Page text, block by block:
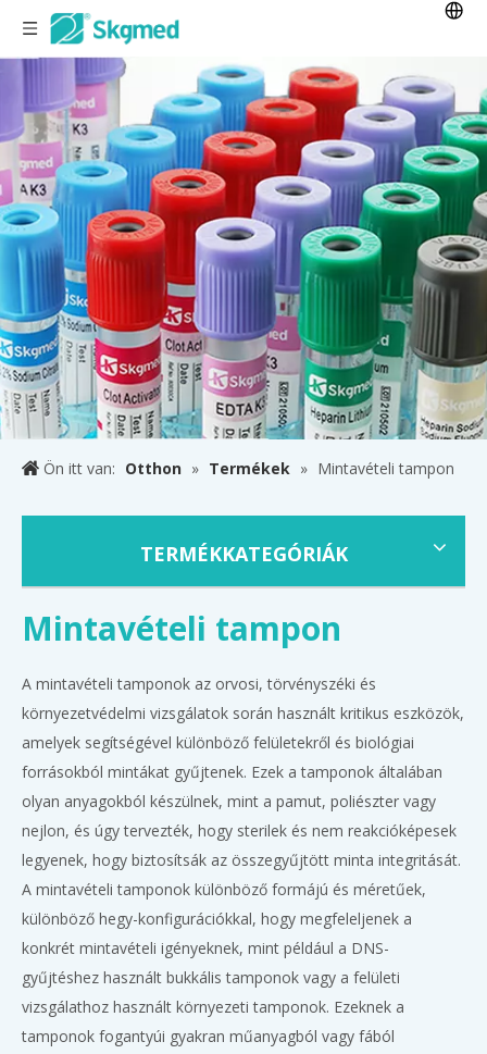
Ön itt van: Otthon » Termékek » Mintavételi tampon
TERMÉKKATEGÓRIÁK
Mintavételi tampon
A mintavételi tamponok az orvosi, törvényszéki és
környezetvédelmi vizsgálatok során használt kritikus eszközök,
amelyek segítségével különböző felületekről és biológiai
forrásokból mintákat gyűjtenek. Ezek a tamponok általában
olyan anyagokból készülnek, mint a pamut, poliészter vagy
nejlon, és úgy tervezték, hogy sterilek és nem reakcióképesek
legyenek, hogy biztosítsák az összegyűjtött minta integritását.
A mintavételi tamponok különböző formájú és méretűek,
különböző hegy-konfigurációkkal, hogy megfeleljenek a
konkrét mintavételi igényeknek, mint például a DNS-
gyűjtéshez használt bukkális tamponok vagy a felületi
vizsgálathoz használt környezeti tamponok. Ezeknek a
tamponok fogantyúi gyakran műanyagból vagy fából